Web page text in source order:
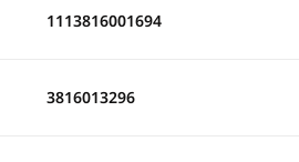
1113816001694
3816013296